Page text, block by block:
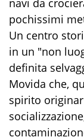
navi da
pochissimi
Un centro
in un "non
definita
Movida che,
spirito